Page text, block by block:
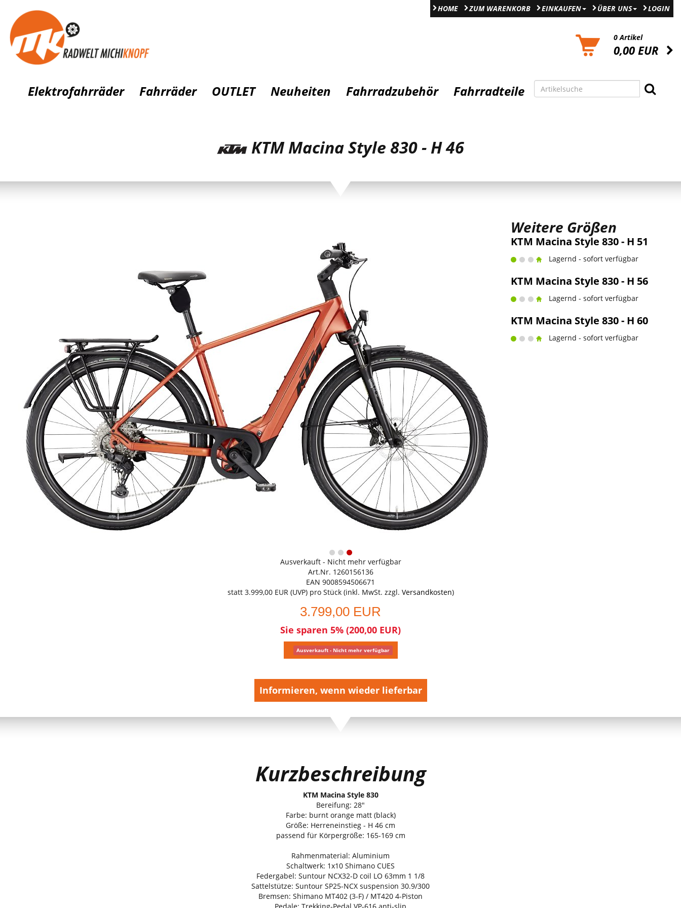
LOGIN
HOME ZUM WARENKORB EINKAUFEN ÜBER UNS
0 Artikel
0,00 EUR
Elektrofahrräder Fahrräder OUTLET Neuheiten Fahrradzubehör Fahrradteile
KTM Macina Style 830 - H 46
Weitere Größen
KTM Macina Style 830 - H 51
Lagernd - sofort verfügbar
KTM Macina Style 830 - H 56
Lagernd - sofort verfügbar
KTM Macina Style 830 - H 60
Lagernd - sofort verfügbar
Ausverkauft - Nicht mehr verfügbar
Art.Nr. 1260156136
EAN 9008594506671
statt 3.999,00 EUR(UVP) pro Stück (inkl. MwSt. zzgl. Versandkosten)
3.799,00 EUR
Sie sparen 5% (200,00 EUR)
Ausverkauft - Nicht mehr verfügbar
Informieren, wenn wieder lieferbar
Kurzbeschreibung
KTM Macina Style 830
Bereifung: 28"
Farbe: burnt orange matt (black)
Größe: Herreneinstieg - H 46 cm
passend für Körpergröße: 165-169 cm
Rahmenmaterial: Aluminium
Schaltwerk: 1x10 Shimano CUES
Federgabel: Suntour NCX32-D coil LO 63mm 1 1/8
Sattelstütze: Suntour SP25-NCX suspension 30.9/300
Bremsen: Shimano MT402 (3-F) / MT420 4-Piston